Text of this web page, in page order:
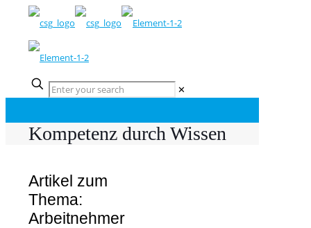
✕
Kompetenz durch Wissen
Artikel zum
Thema:
Arbeitnehmer